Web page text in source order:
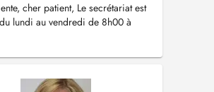
cher patient, Le secrétariat est
lundi au vendredi de 8h00 à
mercredi après-midi) de 13h00
: 23 66 83 17 En cas de fièvre
vouloir porter un masque